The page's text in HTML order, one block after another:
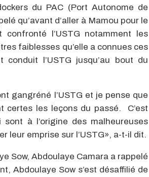
du PAC (Port Autonome de
qu’avant d’aller à Mamou pour le
l’USTG notamment les
faiblesses qu’elle a connues ces
l’USTG jusqu’au bout du
gangréné l’USTG et je pense que
certes les leçons du passé. C’est
à l’origine des malheureuses
leur emprise sur l’USTG», a-t-il dit.
Sow, Abdoulaye Camara a rappelé
Abdoulaye Sow s’est désaffilié de